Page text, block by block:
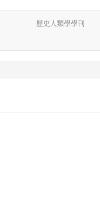
歷史人類學學刊